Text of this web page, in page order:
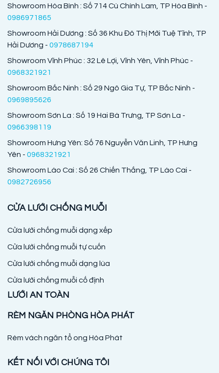
Showroom Hòa Bình : Số 714 Cù Chính Lam, TP Hòa Bình -
0986971865
Showroom Hải Dương : Số 36 Khu Đô Thị Mới Tuệ Tĩnh, TP
Hải Dương - 0978687194
Showroom Vĩnh Phúc : 32 Lê Lợi, Vĩnh Yên, Vĩnh Phúc -
0968321921
Showroom Bắc Ninh : Số 29 Ngô Gia Tự, TP Bắc Ninh -
0969895626
Showroom Sơn La : Số 19 Hai Bà Trưng, TP Sơn La -
0966398119
Showroom Hưng Yên: Số 76 Nguyễn Văn Linh, TP Hưng
Yên - 0968321921
Showroom Lào Cai : Số 26 Chiến Thắng, TP Lào Cai -
0982726956
CỬA LƯỚI CHỐNG MUỖI
Cửa lưới chống muỗi dạng xếp
Cửa lưới chống muỗi tự cuốn
Cửa lưới chống muỗi dạng lùa
Cửa lưới chống muỗi cố định
LƯỚI AN TOÀN
RÈM NGĂN PHÒNG HÒA PHÁT
Rèm vách ngăn tổ ong Hòa Phát
KẾT NỐI VỚI CHÚNG TÔI